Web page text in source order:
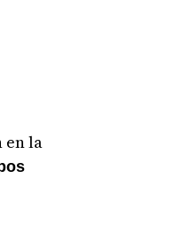
en la